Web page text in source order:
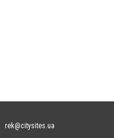
rek@citysites.ua